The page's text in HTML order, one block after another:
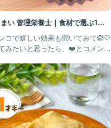
まい 管理栄養士｜食材で選ぶ1歳
ごはん｜離乳食・幼児食
コで嬉しい効果も聞いてみて🙉🤍
みたいと思ったら、❤️とコメント